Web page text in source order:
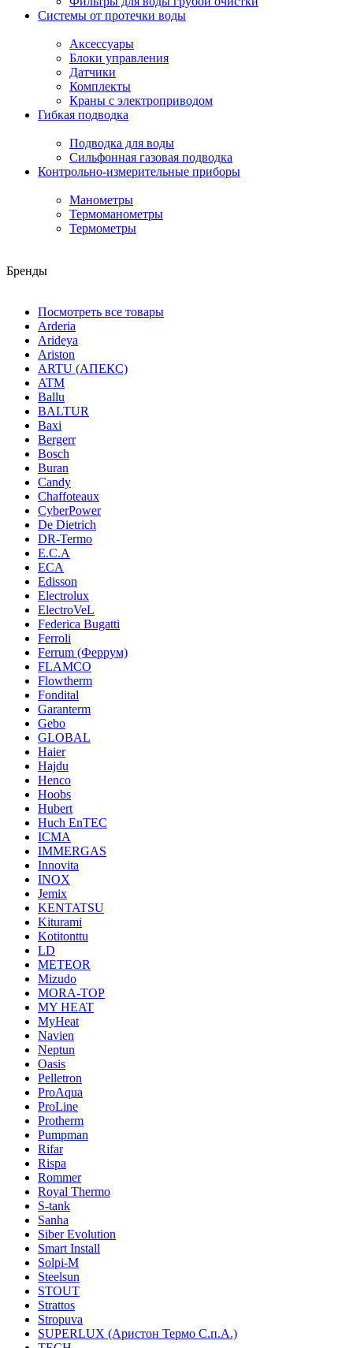
Системы от протечки воды
Аксессуары
Блоки управления
Датчики
Комплекты
Краны с электроприводом
Гибкая подводка
Подводка для воды
Сильфонная газовая подводка
Контрольно-измерительные приборы
Манометры
Термоманометры
Термометры
Бренды
Посмотреть все товары
Arderia
Arideya
Ariston
ARTU (АПЕКС)
ATM
Ballu
BALTUR
Baxi
Bergerr
Bosch
Buran
Candy
Chaffoteaux
CyberPower
De Dietrich
DR-Termo
E.C.A
ECA
Edisson
Electrolux
ElectroVeL
Federica Bugatti
Ferroli
Ferrum (Феррум)
FLAMCO
Flowtherm
Fondital
Garanterm
Gebo
GLOBAL
Haier
Hajdu
Henco
Hoobs
Hubert
Huch EnTEC
ICMA
IMMERGAS
Innovita
INOX
Jemix
KENTATSU
Kiturami
Kotitonttu
LD
METEOR
Mizudo
MORA-TOP
MY HEAT
MyHeat
Navien
Neptun
Oasis
Pelletron
ProAqua
ProLine
Protherm
Pumpman
Rifar
Rispa
Rommer
Royal Thermo
S-tank
Sanha
Siber Evolution
Smart Install
Solpi-M
Steelsun
STOUT
Strattos
Stropuva
SUPERLUX (Аристон Термо С.п.А.)